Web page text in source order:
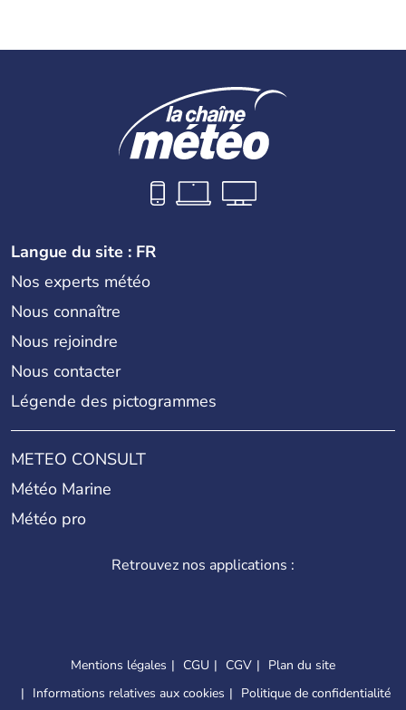
Langue du site : FR
Nos experts météo
Nous connaître
Nous rejoindre
Nous contacter
Légende des pictogrammes
METEO CONSULT
Météo Marine
Météo pro
Retrouvez nos applications :
Mentions légales CGU CGV
Plan du site
Informations relatives aux cookies
Politique de confidentialité